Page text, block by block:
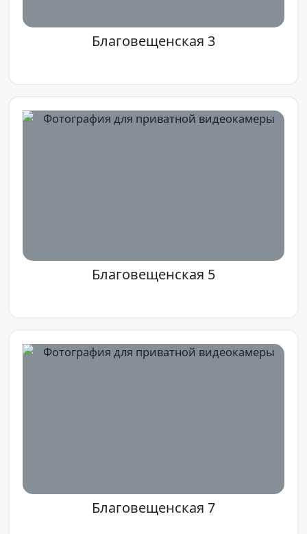
Благовещенская 3
Благовещенская 5
Благовещенская 7